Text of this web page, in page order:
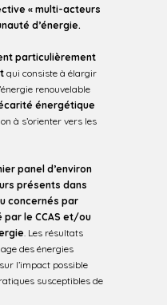
« multi-acteurs
d’énergie.
particulièrement
qui consiste à élargir
renouvelable
énergétique
à s’orienter vers les
panel d’environ
présents dans
concernés par
par le CCAS et/ou
. Les résultats
des énergies
l’impact possible
susceptibles de